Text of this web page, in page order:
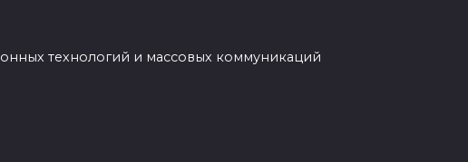
технологий и массовых коммуникаций